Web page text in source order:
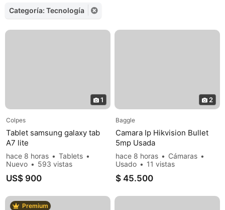
Categoría: Tecnología
1
Colpes
Tablet samsung galaxy tab
A7 lite
hace 8 horas
Tablets
Nuevo
593 vistas
US$ 900
2
Baggle
Camara Ip Hikvision Bullet
5mp Usada
hace 8 horas
Cámaras
Usado
11 vistas
$ 45.500
Premium